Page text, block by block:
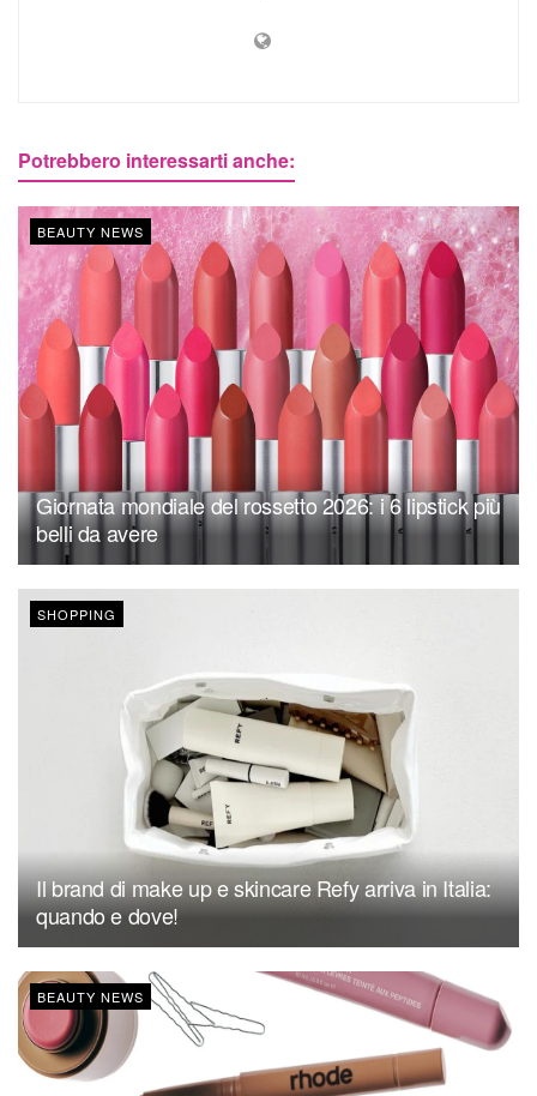
Potrebbero interessarti anche:
BEAUTY NEWS
Giornata mondiale del rossetto 2026: i 6 lipstick più
belli da avere
SHOPPING
Il brand di make up e skincare Refy arriva in Italia:
quando e dove!
BEAUTY NEWS